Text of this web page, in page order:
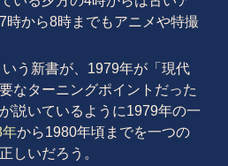
時から8時までもアニメや特撮
いう新書が、1979年が「現代
なターニングポイントだった
説いているように1979年の一
年から1980年頃までを一つの
しいだろう。